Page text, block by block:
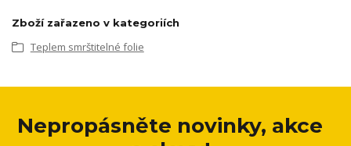
Zboží zařazeno v kategoriích
Teplem smrštitelné folie
Nepropásněte novinky, akce